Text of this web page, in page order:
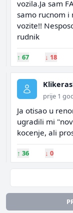
vozila.Ja sam
samo rucnom i
vozite!!
rudnik
↑ 67 ↓ 18
prije 1
Ja otisao u
ugradili mi
kocenje, ali
↑ 36 ↓ 0